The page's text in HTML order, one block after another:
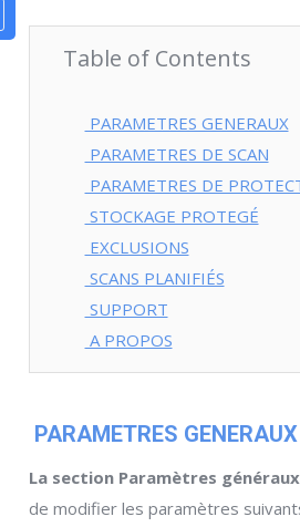
Table of Contents
PARAMETRES GENERAUX
PARAMETRES DE SCAN
PARAMETRES DE
STOCKAGE PROTEGÉ
EXCLUSIONS
SCANS PLANIFIÉS
SUPPORT
A PROPOS
PARAMETRES GENERAUX
La section Paramètres généraux
de modifier les paramètres